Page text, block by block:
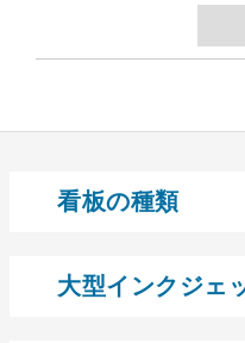
看板の種類
大型インクジェ